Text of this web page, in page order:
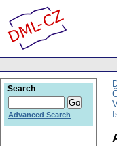
Search
Advanced Search